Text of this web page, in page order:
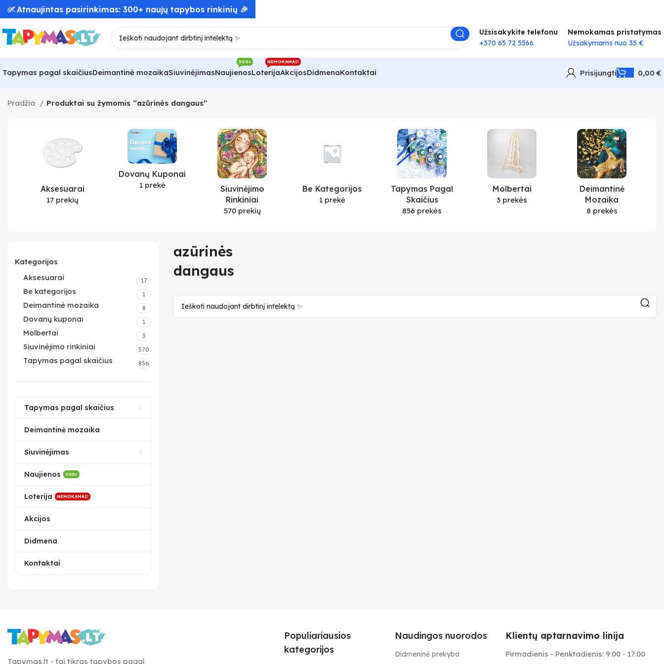
Užsisakykite telefonu
+370 65 72 5566
Nemokamas pristatymas
Užsakymams nuo 35 €
Tapymas pagal skaičiusDeimantinė mozaikaSiuvinėjimasNaujienos
300+
Loterija
NEMOKAMAI!
AkcijosDidmenaKontaktai Prisijungti 0,00€
Pradžia Produktai su žymomis “azūrinės dangaus”
Aksesuarai
17 prekių
Dovanų Kuponai
1 prekė
Siuvinėjimo
Rinkiniai
570 prekių
Be Kategorijos
1 prekė
Tapymas Pagal
Skaičius
856 prekės
Molbertai
3 prekės
Deimantinė
Mozaika
8 prekės
Kategorijos
Aksesuarai
17
Be kategorijos 1
Deimantinė mozaika 8
Dovanų kuponai 1
Molbertai 3
Siuvinėjimo rinkiniai 570
Tapymas pagal skaičius 856
Tapymas pagal skaičius
Deimantinė mozaika
Siuvinėjimas
Naujienos 300+
Loterija NEMOKAMAI!
Akcijos
Didmena
Kontaktai
azūrinės
dangaus
Tapymas.lt - tai tikras tapybos pagal
Populiariausios
kategorijos
Naudingos nuorodos
Didmeninė prekyba
Klientų aptarnavimo linija
Pirmadienis - Penktadienis: 9:00 - 17:00
✅ Atnaujintas pasirinkimas: 300+ naujų tapybos rinkinių 🎉